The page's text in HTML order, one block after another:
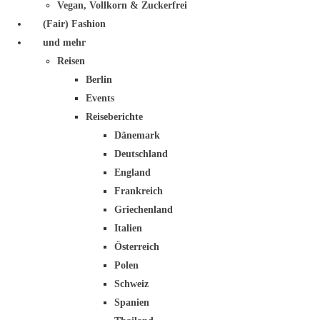
Vegan, Vollkorn & Zuckerfrei
(Fair) Fashion
und mehr
Reisen
Berlin
Events
Reiseberichte
Dänemark
Deutschland
England
Frankreich
Griechenland
Italien
Österreich
Polen
Schweiz
Spanien